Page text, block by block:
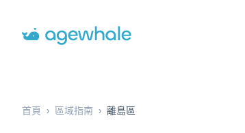
Go to homepage
首頁 › 區域指南 › 離島區